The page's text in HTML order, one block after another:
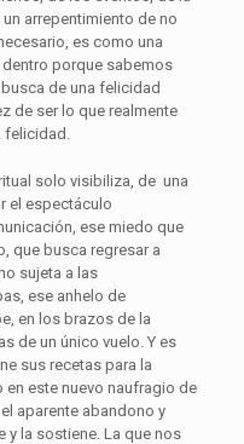
arrepentimiento de no
es como una
porque sabemos
de una felicidad
de ser lo que realmente
felicidad.
solo visibiliza, de una
el espectáculo
ese miedo que
que busca regresar a
sujeta a las
ese anhelo de
en los brazos de la
de un único vuelo. Y es
sus recetas para la
este nuevo naufragio de
aparente abandono y
y la sostiene. La que nos